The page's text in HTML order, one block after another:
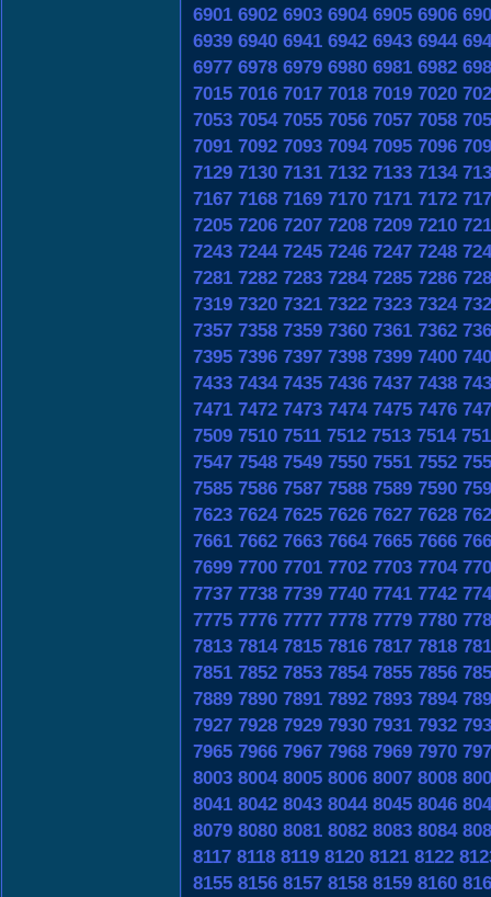
6901 6902 6903 6904 6905 6906
6939 6940 6941 6942 6943 6944
6977 6978 6979 6980 6981 6982
7015 7016 7017 7018 7019 7020
7053 7054 7055 7056 7057 7058
7091 7092 7093 7094 7095 7096
7129 7130 7131 7132 7133 7134
7167 7168 7169 7170 7171 7172
7205 7206 7207 7208 7209 7210
7243 7244 7245 7246 7247 7248
7281 7282 7283 7284 7285 7286
7319 7320 7321 7322 7323 7324
7357 7358 7359 7360 7361 7362
7395 7396 7397 7398 7399 7400
7433 7434 7435 7436 7437 7438
7471 7472 7473 7474 7475 7476
7509 7510 7511 7512 7513 7514
7547 7548 7549 7550 7551 7552
7585 7586 7587 7588 7589 7590
7623 7624 7625 7626 7627 7628
7661 7662 7663 7664 7665 7666
7699 7700 7701 7702 7703 7704
7737 7738 7739 7740 7741 7742
7775 7776 7777 7778 7779 7780
7813 7814 7815 7816 7817 7818
7851 7852 7853 7854 7855 7856
7889 7890 7891 7892 7893 7894
7927 7928 7929 7930 7931 7932
7965 7966 7967 7968 7969 7970
8003 8004 8005 8006 8007 8008
8041 8042 8043 8044 8045 8046
8079 8080 8081 8082 8083 8084
8117 8118 8119 8120 8121 8122
8155 8156 8157 8158 8159 8160